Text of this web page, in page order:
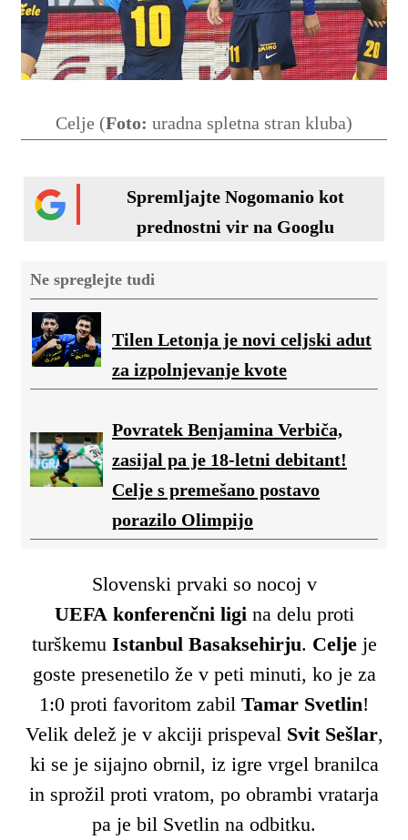
Celje (Foto: uradna spletna stran kluba)
Spremljajte Nogomanio kot
prednostni vir na Googlu
Ne spreglejte tudi
Tilen Letonja je novi celjski adut
za izpolnjevanje kvote
Povratek Benjamina Verbiča,
zasijal pa je 18-letni debitant!
Celje s premešano postavo
porazilo Olimpijo
Slovenski prvaki so nocoj v
UEFA konferenčni ligina delu proti
turškemu Istanbul Basaksehirju. Celje je
goste presenetilo že v peti minuti, ko je za
1:0 proti favoritom zabil Tamar Svetlin!
Velik delež je v akciji prispeval Svit Sešlar,
ki se je sijajno obrnil, iz igre vrgel branilca
in sprožil proti vratom, po obrambi vratarja
pa je bil Svetlin na odbitku.